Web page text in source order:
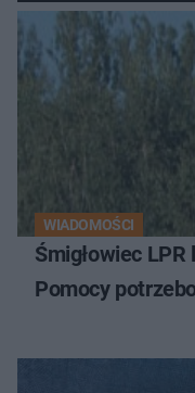
WIADOMOŚCI
Śmigłowiec
Pomocy